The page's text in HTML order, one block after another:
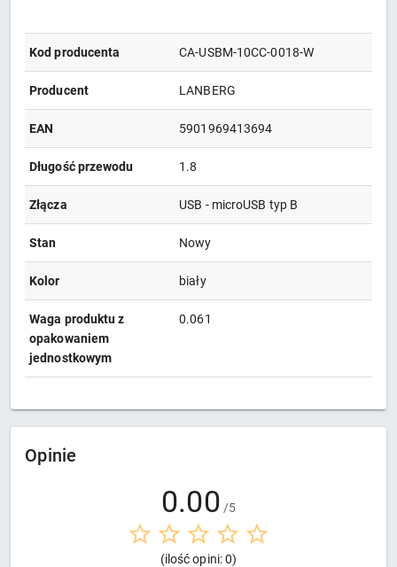
Kod producenta CA-USBM-10CC-0018-W
Producent LANBERG
EAN 5901969413694
Długość przewodu 1.8
Złącza USB - microUSB typ B
Stan Nowy
Kolor biały
Waga produktu z
opakowaniem
jednostkowym
0.061
Opinie
0.00 /5
(ilość opini: 0)